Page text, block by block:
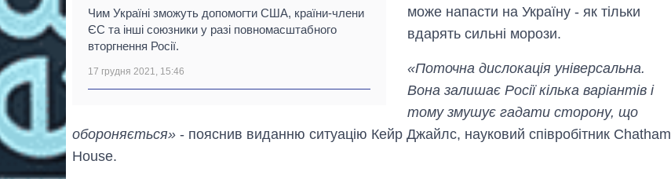
Чим Україні зможуть допомогти США, країни-члени
ЄС та інші союзники у разі повномасштабного
вторгнення Росії.
17 грудня 2021, 15:46
може напасти на Україну - як тільки
вдарять сильні морози.
«Поточна дислокація універсальна.
Вона залишає Росії кілька варіантів і
тому змушує гадати сторону, що
обороняється» - пояснив виданню ситуацію Кейр Джайлс, науковий співробітник Chatham
House.
Як змінився
бюджет
Міністерства
оборони за 13